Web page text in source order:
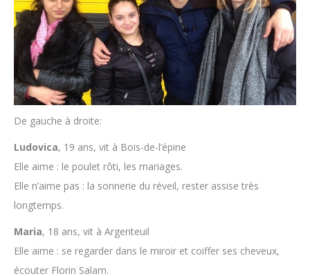
De gauche à droite:
Ludovica, 19 ans, vit à Bois-de-l’épine
Elle aime : le poulet rôti, les mariages.
Elle n’aime pas : la sonnerie du réveil, rester assise très
longtemps.
Maria, 18 ans, vit à Argenteuil
Elle aime : se regarder dans le miroir et coiffer ses cheveux,
écouter Florin Salam.